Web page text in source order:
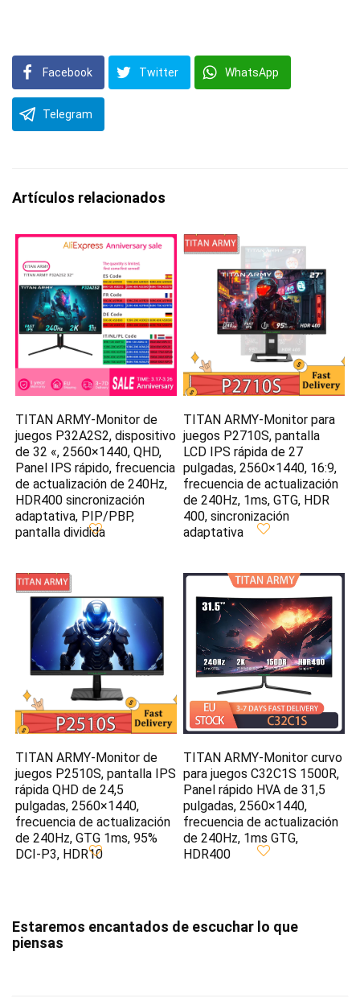
Facebook Twitter WhatsApp
Telegram
Artículos relacionados
TITAN ARMY-Monitor de
juegos P32A2S2, dispositivo
de 32 «, 2560×1440, QHD,
Panel IPS rápido, frecuencia
de actualización de 240Hz,
HDR400 sincronización
adaptativa, PIP/PBP,
pantalla dividida
TITAN ARMY-Monitor para
juegos P2710S, pantalla
LCD IPS rápida de 27
pulgadas, 2560×1440, 16:9,
frecuencia de actualización
de 240Hz, 1ms, GTG, HDR
400, sincronización
adaptativa
TITAN ARMY-Monitor de
juegos P2510S, pantalla IPS
rápida QHD de 24,5
pulgadas, 2560×1440,
frecuencia de actualización
de 240Hz, GTG 1ms, 95%
DCI-P3, HDR10
TITAN ARMY-Monitor curvo
para juegos C32C1S 1500R,
Panel rápido HVA de 31,5
pulgadas, 2560×1440,
frecuencia de actualización
de 240Hz, 1ms GTG,
HDR400
Estaremos encantados de escuchar lo que
piensas